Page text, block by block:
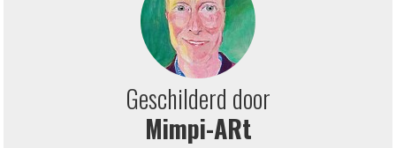
Geschilderd door
Mimpi-ARt